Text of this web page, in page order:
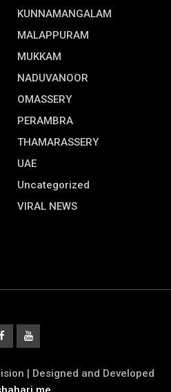
KUNNAMANGALAM
MALAPPURAM
MUKKAM
NADUVANOOR
OMASSERY
PERAMBRA
THAMARASSERY
UAE
Uncategorized
VIRAL NEWS
| Designed and Developed